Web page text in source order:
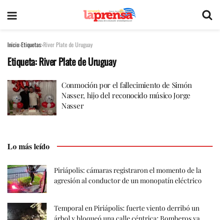
Inicio Etiquetas River Plate de Uruguay
Etiqueta:River Plate de Uruguay
Conmoción por el fallecimiento de Simón
Nasser, hijo del reconocido músico Jorge
Nasser
Lo más leído
Piriápolis: cámaras registraron el momento de la
agresión al conductor de un monopatín eléctrico
Temporal en Piriápolis: fuerte viento derribó un
árbol y bloqueó una calle céntrica; Bomberos ya